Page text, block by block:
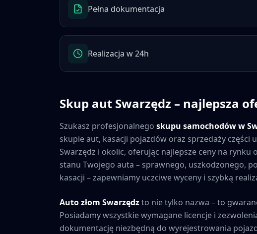
Pełna dokumentacja
Realizacja w 24h
Skup aut Swarzędz – najlepsza
Szukasz profesjonalnego skupu samochodów w
skupie aut, kasacji pojazdów oraz sprzedaży części
Swarzędz i okolic, oferując najlepsze ceny na rynku
stanu Twojego auta – sprawnego, uszkodzonego,
kasacji – zapewniamy uczciwe wyceny i szybką
Auto złom Swarzędzto nie tylko nazwa – to
Posiadamy wszystkie wymagane licencje i
dokumentację niezbędną do wyrejestrowania